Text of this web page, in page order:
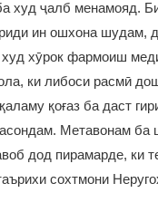
худ ҷалб менамояд.
ин ошхона шудам,
хӯрок фармоиш
ки либоси расмӣ
қоғаз ба даст
Метавонам ба
дод пирамарде, ки
сохтмони